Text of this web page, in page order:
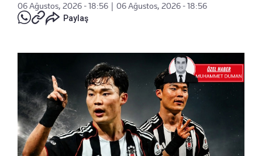
06 Ağustos, 2026 - 18:56
06 Ağustos, 2026 - 18:56
Paylaş